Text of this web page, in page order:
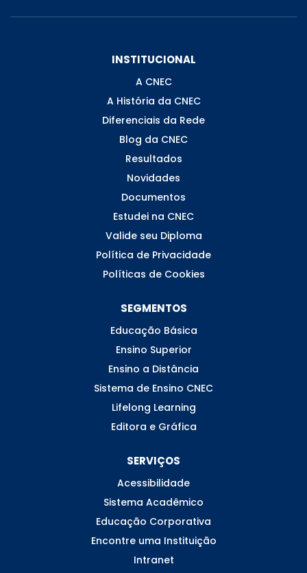
INSTITUCIONAL
A CNEC
A História da CNEC
Diferenciais da Rede
Blog da CNEC
Resultados
Novidades
Documentos
Estudei na CNEC
Valide seu Diploma
Política de Privacidade
Políticas de Cookies
SEGMENTOS
Educação Básica
Ensino Superior
Ensino a Distância
Sistema de Ensino CNEC
Lifelong Learning
Editora e Gráfica
SERVIÇOS
Acessibilidade
Sistema Acadêmico
Educação Corporativa
Encontre uma Instituição
Intranet